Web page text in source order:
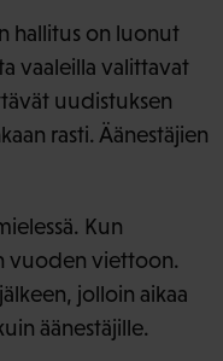
hallitus on luonut
vaaleilla valittavat
uudistuksen
rasti. Äänestäjien
Kun
vuoden viettoon.
jolloin aikaa
äänestäjille.